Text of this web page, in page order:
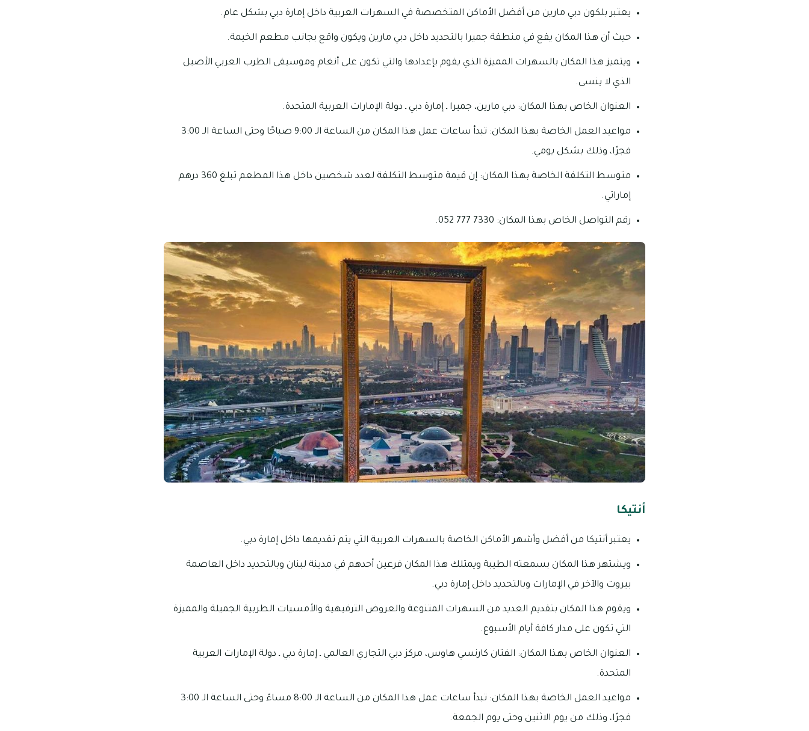
يعتبر بلكون دبي مارين من أفضل الأماكن المتخصصة في السهرات العربية داخل إمارة دبي بشكل عام.
حيث أن هذا المكان يقع في منطقة جميرا بالتحديد داخل دبي مارين ويكون واقع بجانب مطعم الخيمة.
ويتميز هذا المكان بالسهرات المميزة الذي يقوم بإعدادها والتي تكون على أنغام وموسيقى الطرب العربي الأصيل
الذي لا ينسى.
العنوان الخاص بهذا المكان: دبي مارين، جميرا ـ إمارة دبي ـ دولة الإمارات العربية المتحدة.
مواعيد العمل الخاصة بهذا المكان: تبدأ ساعات عمل هذا المكان من الساعة الـ 9:00 صباحًا وحتى الساعة الـ 3:00
فجرًا، وذلك بشكل يومي.
متوسط التكلفة الخاصة بهذا المكان: إن قيمة متوسط التكلفة لعدد شخصين داخل هذا المطعم تبلغ 360 درهم
إماراتي.
رقم التواصل الخاص بهذا المكان: 7330 777 052.
أنتيكا
يعتبر أنتيكا من أفضل وأشهر الأماكن الخاصة بالسهرات العربية التي يتم تقديمها داخل إمارة دبي.
ويشتهر هذا المكان بسمعته الطيبة ويمتلك هذا المكان فرعين أحدهم في مدينة لبنان وبالتحديد داخل العاصمة
بيروت والآخر في الإمارات وبالتحديد داخل إمارة دبي.
ويقوم هذا المكان بتقديم العديد من السهرات المتنوعة والعروض الترفيهية والأمسيات الطربية الجميلة والمميزة
التي تكون على مدار كافة أيام الأسبوع.
العنوان الخاص بهذا المكان: الفتان كارنسي هاوس، مركز دبي التجاري العالمي ـ إمارة دبي ـ دولة الإمارات العربية
المتحدة.
مواعيد العمل الخاصة بهذا المكان: تبدأ ساعات عمل هذا المكان من الساعة الـ 8:00 مساءً وحتى الساعة الـ 3:00
فجرًا، وذلك من يوم الاثنين وحتى يوم الجمعة.